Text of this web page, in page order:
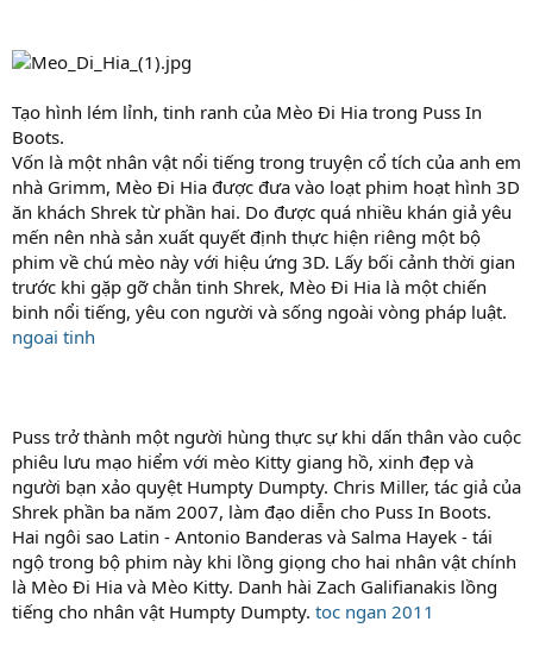
Tạo hình lém lỉnh, tinh ranh của Mèo Đi Hia trong Puss In
Boots.
Vốn là một nhân vật nổi tiếng trong truyện cổ tích của anh em
nhà Grimm, Mèo Đi Hia được đưa vào loạt phim hoạt hình 3D
ăn khách Shrek từ phần hai. Do được quá nhiều khán giả yêu
mến nên nhà sản xuất quyết định thực hiện riêng một bộ
phim về chú mèo này với hiệu ứng 3D. Lấy bối cảnh thời gian
trước khi gặp gỡ chằn tinh Shrek, Mèo Đi Hia là một chiến
binh nổi tiếng, yêu con người và sống ngoài vòng pháp luật.
ngoai tinh
Puss trở thành một người hùng thực sự khi dấn thân vào cuộc
phiêu lưu mạo hiểm với mèo Kitty giang hồ, xinh đẹp và
người bạn xảo quyệt Humpty Dumpty. Chris Miller, tác giả của
Shrek phần ba năm 2007, làm đạo diễn cho Puss In Boots.
Hai ngôi sao Latin - Antonio Banderas và Salma Hayek - tái
ngộ trong bộ phim này khi lồng giọng cho hai nhân vật chính
là Mèo Đi Hia và Mèo Kitty. Danh hài Zach Galifianakis lồng
tiếng cho nhân vật Humpty Dumpty. toc ngan 2011